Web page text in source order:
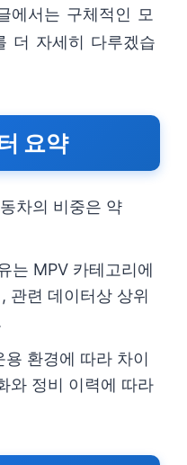
에서는 구체적인 모
더 자세히 다루겠습
요약
차의 비중은 약
는 MPV 카테고리에
관련 데이터상 상위
환경에 따라 차이
와 정비 이력에 따라